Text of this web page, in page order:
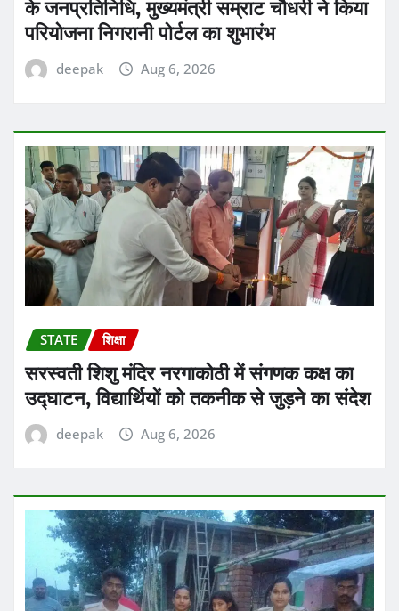
के जनप्रतिनिधि, मुख्यमंत्री सम्राट चौधरी ने किया
परियोजना निगरानी पोर्टल का शुभारंभ
deepak Aug 6, 2026
STATE शिक्षा
सरस्वती शिशु मंदिर नरगाकोठी में संगणक कक्ष का
उद्घाटन, विद्यार्थियों को तकनीक से जुड़ने का संदेश
deepak Aug 6, 2026